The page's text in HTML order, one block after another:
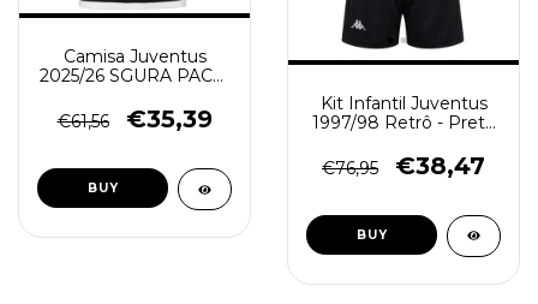
Camisa Juventus
2025/26 SGURA PACK-
Preta Branca
€61,56 €35,39
BUY
Kit Infantil Juventus
1997/98 Retrô - Preto
€76,95
€38,47
BUY